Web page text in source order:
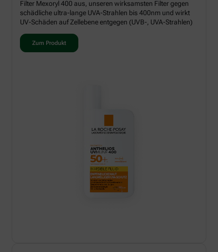
Filter Mexoryl 400 aus, unseren wirksamsten Filter gegen
schädliche ultra-lange UVA-Strahlen bis 400nm und wirkt
UV-Schäden auf Zellebene entgegen (UVB-, UVA-Strahlen)
Zum Produkt